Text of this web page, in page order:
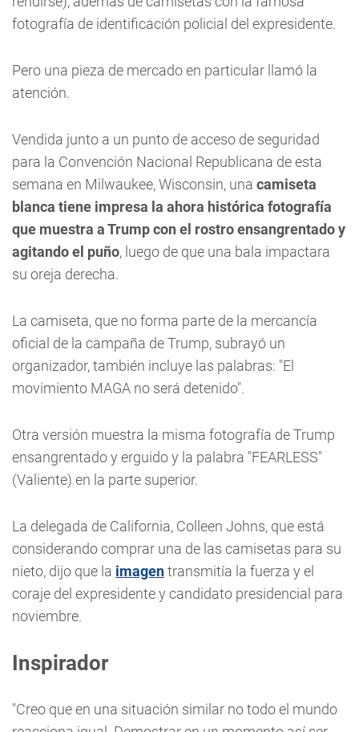
fotografía de identificación policial del expresidente.
Pero una pieza de mercado en particular llamó la
atención.
Vendida junto a un punto de acceso de seguridad
para la Convención Nacional Republicana de esta
semana en Milwaukee, Wisconsin, una camiseta
blanca tiene impresa la ahora histórica fotografía
que muestra a Trump con el rostro ensangrentado y
agitando el puño, luego de que una bala impactara
su oreja derecha.
La camiseta, que no forma parte de la mercancía
oficial de la campaña de Trump, subrayó un
organizador, también incluye las palabras: "El
movimiento MAGA no será detenido".
Otra versión muestra la misma fotografía de Trump
ensangrentado y erguido y la palabra "FEARLESS"
(Valiente) en la parte superior.
La delegada de California, Colleen Johns, que está
considerando comprar una de las camisetas para su
nieto, dijo que la imagentransmitía la fuerza y el
coraje del expresidente y candidato presidencial para
noviembre.
Inspirador
"Creo que en una situación similar no todo el mundo